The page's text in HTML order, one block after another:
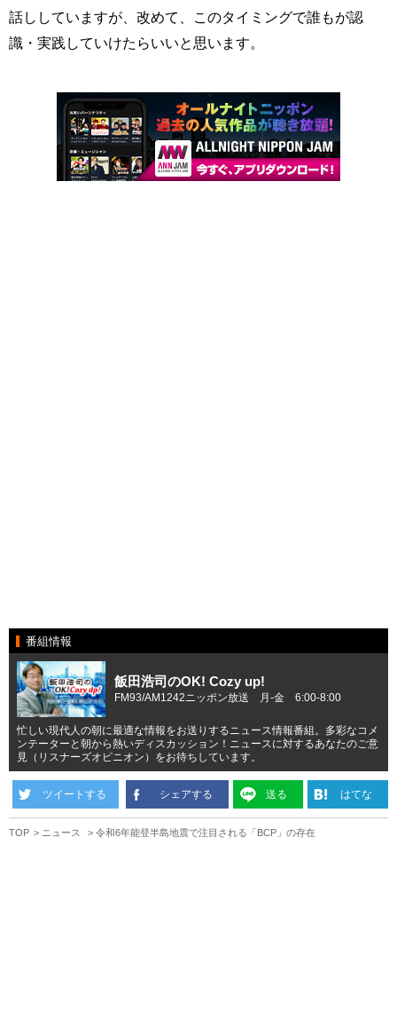
話ししていますが、改めて、このタイミングで誰もが認
識・実践していけたらいいと思います。
番組情報
飯田浩司のOK! Cozy up!
FM93/AM1242ニッポン放送 月-金 6:00-8:00
忙しい現代人の朝に最適な情報をお送りするニュース情報番組。多彩なコメ
ンテーターと朝から熱いディスカッション！ニュースに対するあなたのご意
見（リスナーズオピニオン）をお待ちしています。
ツイートする シェアする 送る はてな
TOP ニュース 令和6年能登半島地震で注目される「BCP」の存在